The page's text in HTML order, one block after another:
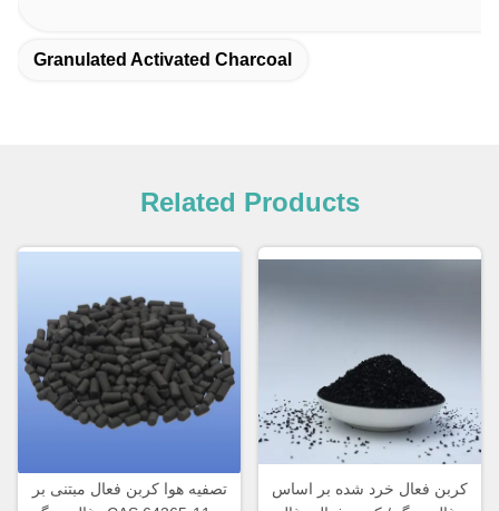
Granulated Activated Charcoal
Related Products
تصفیه هوا کربن فعال مبتنی بر
کربن فعال خرد شده بر اساس